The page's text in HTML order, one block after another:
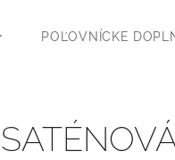
POĽOVNÍCKE